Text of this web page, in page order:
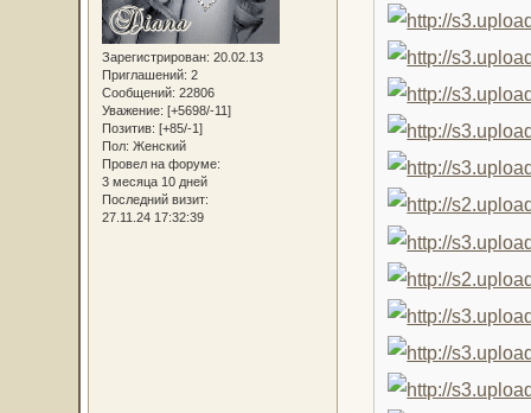
Зарегистрирован: 20.02.13
Приглашений: 2
Сообщений: 22806
Уважение: [+5698/-11]
Позитив: [+85/-1]
Пол: Женский
Провел на форуме:
3 месяца 10 дней
Последний визит:
27.11.24 17:32:39